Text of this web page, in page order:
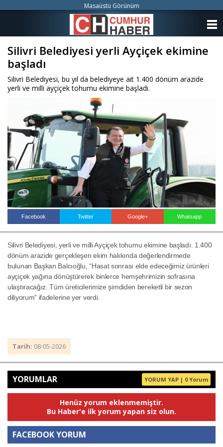
Silivri Belediyesi yerli Ayçiçek ekimine
başladı
Silivri Belediyesi, bu yıl da belediyeye ait 1.400 dönüm arazide
yerli ve milli ayçiçek tohumu ekimine başladı.
Facebook Twitter Google+ Whatsapp
Silivri Belediyesi, yerli ve milli Ayçiçek tohumu ekimine başladı. 1.400
dönüm arazide gerçekleşen ekim hakkında değerlendirmede
bulunan Başkan Balcıoğlu, “Hasat sonrası elde edeceğimiz ürünleri
ayçiçek yağına dönüştürerek binlerce hemşehrimizin sofrasına
ulaştıracağız. Tüm üreticilerimize şimdiden bereketli bir sezon
diliyorum” ifadelerine yer verdi.
Tarih: 08-05-2026
YORUMLAR YORUM YAP | 0 Yorum
Henüz yorum eklenmemiştir.
Bu Haber'e ilk yorum yapan siz olun.
FACEBOOK YORUM
Masaüstü Görünüm
KATEGORİLER
FOTO GALERİ
VİDEO GALERİ
KÜNYE
İLETİŞİM
Haberin Doğru Adresi.